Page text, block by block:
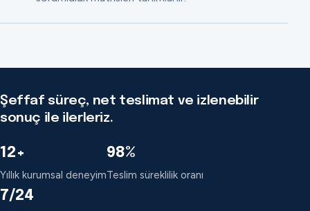
Şeffaf süreç, net teslimat ve izlenebilir
sonuç ile ilerleriz.
12+
Yıllık kurumsal deneyim
98%
Teslim süreklilik oranı
7/24